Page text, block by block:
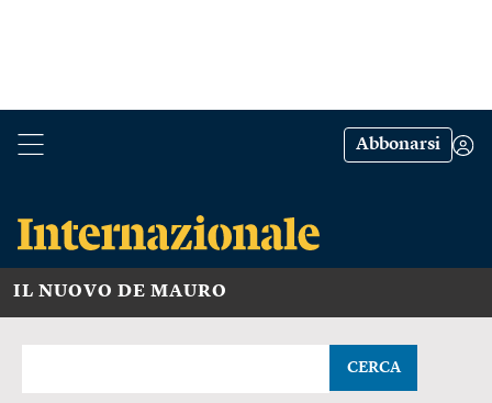
Abbonarsi
IL NUOVO DE MAURO
CERCA